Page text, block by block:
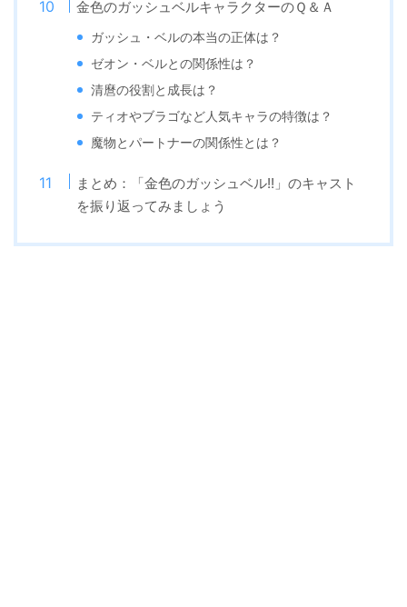
金色のガッシュベルキャラクターのＱ＆Ａ
ガッシュ・ベルの本当の正体は？
ゼオン・ベルとの関係性は？
清麿の役割と成長は？
ティオやブラゴなど人気キャラの特徴は？
魔物とパートナーの関係性とは？
まとめ：「金色のガッシュベル!!」のキャスト
を振り返ってみましょう